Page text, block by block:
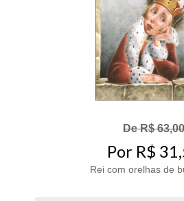
De R$ 63,00
Por R$
Rei com orelhas de